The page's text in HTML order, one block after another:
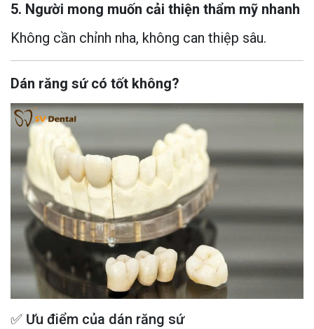
5. Người mong muốn cải thiện thẩm mỹ nhanh
Không cần chỉnh nha, không can thiệp sâu.
Dán răng sứ có tốt không?
✅ Ưu điểm của dán răng sứ